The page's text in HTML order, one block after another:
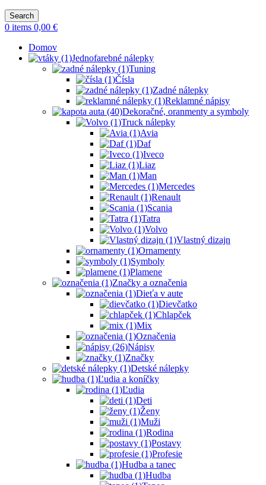
Search
0 items 0,00 €
Domov
Jednofarebné nálepky
Tuning
Čísla
Zadné nálepky
Reklamné nápisy
Dekoračné, oranmenty a symboly
Truck nálepky
Avia
Daf
Iveco
Liaz
Man
Mercedes
Renault
Scania
Tatra
Volvo
Vlastný dizajn
Ornamenty
Symboly
Plamene
Značky a označenia
Dieťa v aute
Dievčatko
Chlapček
Mix
Označenia
Nápisy
Značky
Detské nálepky
Ľudia a koníčky
Ľudia
Deti
Ženy
Muži
Rodina
Postavy
Profesie
Hudba a tanec
Hudba